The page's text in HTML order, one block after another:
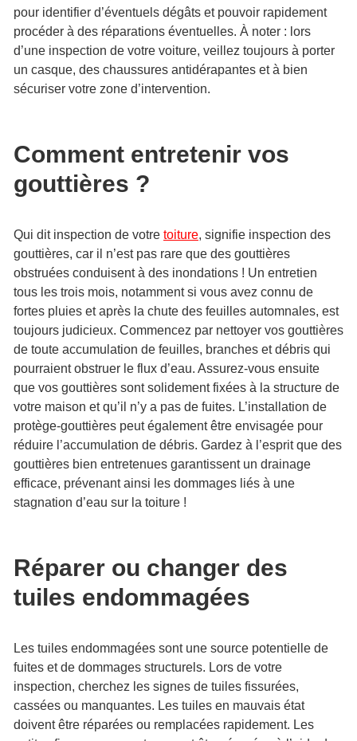
pour identifier d’éventuels dégâts et pouvoir rapidement
procéder à des réparations éventuelles. À noter : lors
d’une inspection de votre voiture, veillez toujours à porter
un casque, des chaussures antidérapantes et à bien
sécuriser votre zone d’intervention.
Comment entretenir vos
gouttières ?
Qui dit inspection de votre toiture, signifie inspection des
gouttières, car il n’est pas rare que des gouttières
obstruées conduisent à des inondations ! Un entretien
tous les trois mois, notamment si vous avez connu de
fortes pluies et après la chute des feuilles automnales, est
toujours judicieux. Commencez par nettoyer vos gouttières
de toute accumulation de feuilles, branches et débris qui
pourraient obstruer le flux d’eau. Assurez-vous ensuite
que vos gouttières sont solidement fixées à la structure de
votre maison et qu’il n’y a pas de fuites. L’installation de
protège-gouttières peut également être envisagée pour
réduire l’accumulation de débris. Gardez à l’esprit que des
gouttières bien entretenues garantissent un drainage
efficace, prévenant ainsi les dommages liés à une
stagnation d’eau sur la toiture !
Réparer ou changer des
tuiles endommagées
Les tuiles endommagées sont une source potentielle de
fuites et de dommages structurels. Lors de votre
inspection, cherchez les signes de tuiles fissurées,
cassées ou manquantes. Les tuiles en mauvais état
doivent être réparées ou remplacées rapidement. Les